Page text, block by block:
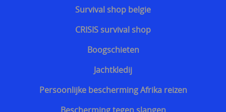
Allerlei
Geschenkideeën
Veelgestelde vragen - FAQ - Vragen en antwoorden
Q&A
MERKEN
Survival shop belgie
CRISIS survival shop
Boogschieten
Jachtkledij
Persoonlijke bescherming Afrika reizen